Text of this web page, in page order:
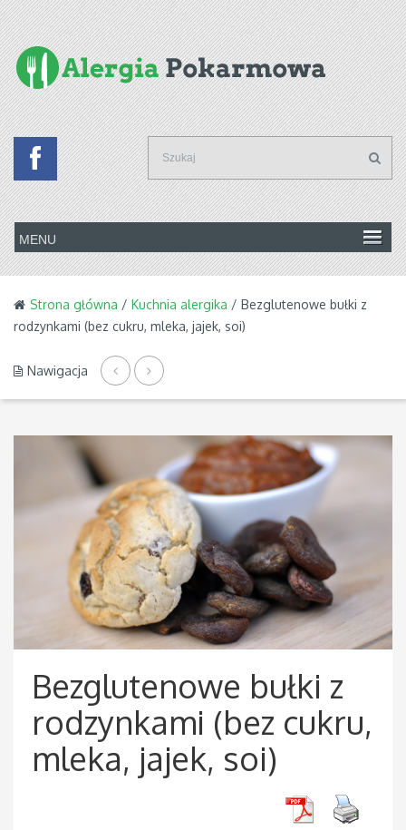
Strona główna / Kuchnia alergika / Bezglutenowe bułki z
rodzynkami (bez cukru, mleka, jajek, soi)
Nawigacja
Bezglutenowe bułki z
rodzynkami (bez cukru,
mleka, jajek, soi)